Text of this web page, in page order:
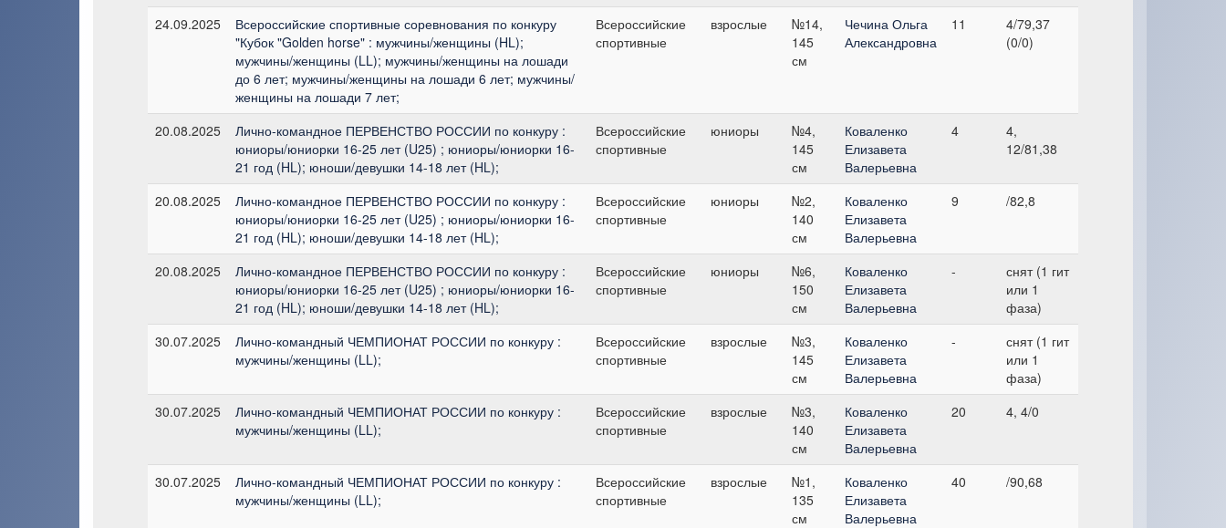
24.09.2025
Всероссийские спортивные соревнования по конкуру
"Кубок "Golden horse" : мужчины/женщины (HL);
мужчины/женщины (LL); мужчины/женщины на лошади
до 6 лет; мужчины/женщины на лошади 6 лет; мужчины/
женщины на лошади 7 лет;
Всероссийские
спортивные
взрослые
№14,
145
см
Чечина Ольга
Александровна
11
4/79,37
(0/0)
20.08.2025
Лично-командное ПЕРВЕНСТВО РОССИИ по конкуру :
юниоры/юниорки 16-25 лет (U25) ; юниоры/юниорки 16-
21 год (HL); юноши/девушки 14-18 лет (HL);
Всероссийские
спортивные
юниоры
№4,
145
см
Коваленко
Елизавета
Валерьевна
4
4,
12/81,38
20.08.2025
Лично-командное ПЕРВЕНСТВО РОССИИ по конкуру :
юниоры/юниорки 16-25 лет (U25) ; юниоры/юниорки 16-
21 год (HL); юноши/девушки 14-18 лет (HL);
Всероссийские
спортивные
юниоры
№2,
140
см
Коваленко
Елизавета
Валерьевна
9 /82,8
20.08.2025
Лично-командное ПЕРВЕНСТВО РОССИИ по конкуру :
юниоры/юниорки 16-25 лет (U25) ; юниоры/юниорки 16-
21 год (HL); юноши/девушки 14-18 лет (HL);
Всероссийские
спортивные
юниоры
№6,
150
см
Коваленко
Елизавета
Валерьевна
-
снят (1 гит
или 1
фаза)
30.07.2025
Лично-командный ЧЕМПИОНАТ РОССИИ по конкуру :
мужчины/женщины (LL);
Всероссийские
спортивные
взрослые
№3,
145
см
Коваленко
Елизавета
Валерьевна
-
снят (1 гит
или 1
фаза)
30.07.2025
Лично-командный ЧЕМПИОНАТ РОССИИ по конкуру :
мужчины/женщины (LL);
Всероссийские
спортивные
взрослые
№3,
140
см
Коваленко
Елизавета
Валерьевна
20 4, 4/0
30.07.2025
Лично-командный ЧЕМПИОНАТ РОССИИ по конкуру :
мужчины/женщины (LL);
Всероссийские
спортивные
взрослые
№1,
135
см
Коваленко
Елизавета
Валерьевна
40 /90,68